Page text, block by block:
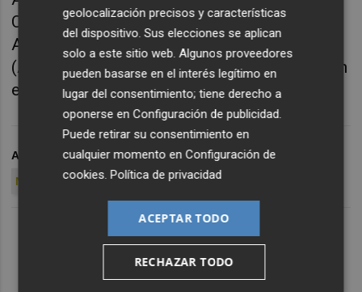
Cáncer (GEPAC) y la Asociación Española de
Afectados por Linfoma, Mieloma y Leucemia
(AEAL) han apoyado de nuevo al alicantino en
este desafío deportivo.
ARCHIVADO EN JORGE CRIVILLÉS
NATACIÓN EN AGUAS ABIERTAS
geolocalización precisos y características
del dispositivo. Sus elecciones se aplican
solo a este sitio web. Algunos proveedores
pueden basarse en el interés legítimo en
lugar del consentimiento; tiene derecho a
oponerse enConfiguración de publicidad
Puede retirar su consentimiento en
cualquier momento enConfiguración de
cookies .Política de privacidad
ACEPTAR TODO
RECHAZAR TODO